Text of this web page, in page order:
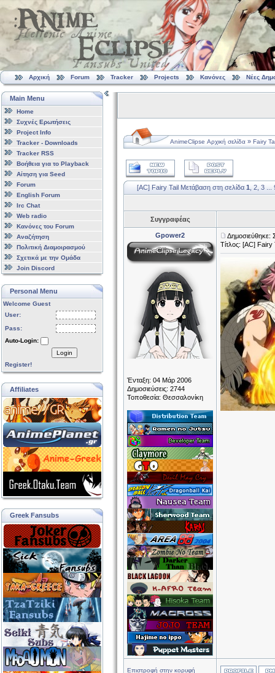
Αρχική Forum Tracker Projects Κανόνες Νέες
Main Menu
Home
Συχνές Ερωτήσεις
Project Info
Tracker - Downloads
Tracker RSS
Βοήθεια για το Playback
Αίτηση για Seed
Forum
English Forum
Irc Chat
Web radio
Κανόνες του Forum
Αναζήτηση
Πολιτική Διαμοιρασμού
Σχετικά με την Ομάδα
Join Discord
Personal Menu
Welcome Guest
User:
Pass:
Auto-Login:
Login
Register!
Affiliates
Greek Fansubs
AnimeClipse Αρχική σελίδα » Fairy
[AC] Fairy Tail Μετάβαση στη σελίδα 1 2 3
Συγγραφέας
Gpower2
Ένταξη: 04 Μάρ 2006
Δημοσιεύσεις: 2744
Τοποθεσία: Θεσσαλονίκη
Δημοσιεύθηκε:
Τίτλος: [AC] Fairy
Επιστροφή στην κορυφή